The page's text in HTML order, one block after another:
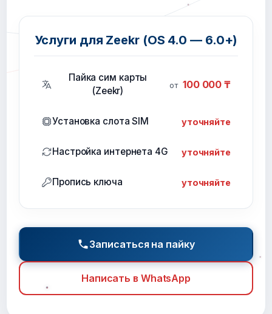
Услуги для Zeekr (OS 4.0 — 6.0+)
Пайка сим карты
(Zeekr)
от 100 000 ₸
Установка слота SIM уточняйте
Настройка интернета 4G уточняйте
Пропись ключа уточняйте
Записаться на пайку
Написать в WhatsApp